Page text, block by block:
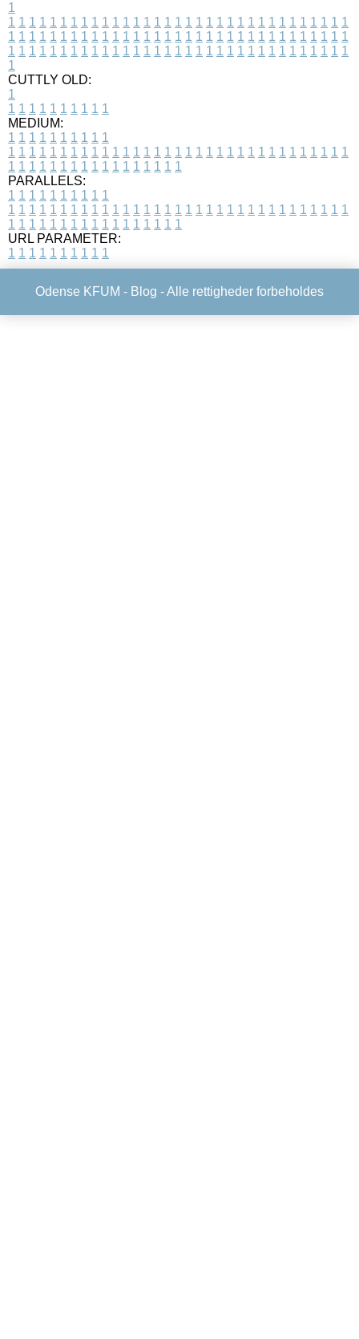
1
1 1 1 1 1 1 1 1 1 1 1 1 1 1 1 1 1 1 1 1 1 1 1 1 1 1 1 1 1 1 1 1 1
1 1 1 1 1 1 1 1 1 1 1 1 1 1 1 1 1 1 1 1 1 1 1 1 1 1 1 1 1 1 1 1 1
1 1 1 1 1 1 1 1 1 1 1 1 1 1 1 1 1 1 1 1 1 1 1 1 1 1 1 1 1 1 1 1 1
1
CUTTLY OLD:
1
1 1 1 1 1 1 1 1 1 1
MEDIUM:
1 1 1 1 1 1 1 1 1 1
1 1 1 1 1 1 1 1 1 1 1 1 1 1 1 1 1 1 1 1 1 1 1 1 1 1 1 1 1 1 1 1 1
1 1 1 1 1 1 1 1 1 1 1 1 1 1 1 1 1
PARALLELS:
1 1 1 1 1 1 1 1 1 1
1 1 1 1 1 1 1 1 1 1 1 1 1 1 1 1 1 1 1 1 1 1 1 1 1 1 1 1 1 1 1 1 1
1 1 1 1 1 1 1 1 1 1 1 1 1 1 1 1 1
URL PARAMETER:
1 1 1 1 1 1 1 1 1 1
Odense KFUM - Blog - Alle rettigheder forbeholdes